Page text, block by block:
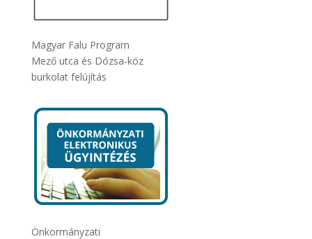
Magyar Falu Program
Mező utca és Dózsa-köz
burkolat felújítás
Önkormányzati